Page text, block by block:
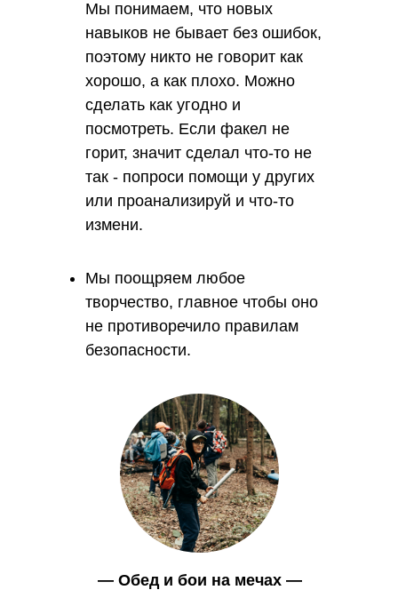
Репортаж ко дню отца на России 24
Вебинары на платформе "Первое
детских мероприятий. Записи вебинаров платные.
Мы понимаем, что новых
навыков не бывает без ошибок,
поэтому никто не говорит как
хорошо, а как плохо. Можно
сделать как угодно и
посмотреть. Если факел не
горит, значит сделал что-то не
так - попроси помощи у других
или проанализируй и что-то
измени.
Мы поощряем любое
творчество, главное чтобы оно
не противоречило правилам
безопасности.
— Обед и бои на мечах —